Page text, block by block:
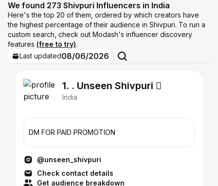
We found 273 Shivpuri Influencers in India
Here's the top 20 of them, ordered by which creators have
the highest percentage of their audience in Shivpuri. To run a
custom search, check out Modash's influencer discovery
features (free to try).
Last updated08/06/2026
1. . Unseen Shivpuri 
India
DM FOR PAID PROMOTION
@unseen_shivpuri
Check contact details
Get audience breakdown